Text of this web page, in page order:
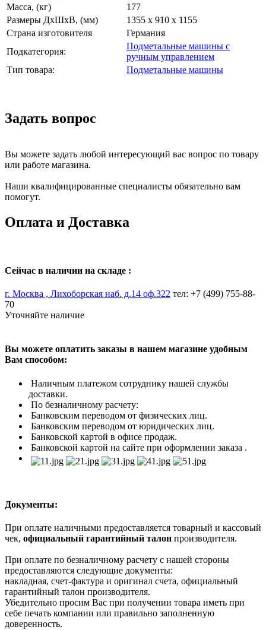
Масса, (кг)
177
Размеры ДхШхВ, (мм)
1355 x 910 x 1155
Страна изготовителя
Германия
Подкатегория:
Подметальные машины с
ручным управлением
Тип товара:
Подметальные машины
Задать вопрос
Вы можете задать любой интересующий вас вопрос по товару
или работе магазина.
Наши квалифицированные специалисты обязательно вам
помогут.
Оплата и Доставка
Сейчас в наличии на складе :
г. Москва , Лихоборская наб. д.14 оф.322 тел: +7 (499) 755-88-
70
Уточняйте наличие
Вы можете оплатить заказы в нашем магазине удобным
Вам способом:
Наличным платежом сотруднику нашей службы
доставки.
По безналичному расчету:
Банковским переводом от физических лиц.
Банковским переводом от юридических лиц.
Банковской картой в офисе продаж.
Банковской картой на сайте при оформлении заказа .
Документы:
При оплате наличными предоставляется товарный и кассовый
чек, официальный гарантийный талон производителя.
При оплате по безналичному расчету с нашей стороны
предоставляются следующие документы:
накладная, счет-фактура и оригинал счета, официальный
гарантийный талон производителя.
Убедительно просим Вас при получении товара иметь при
себе печать компании или правильно заполненную
доверенность.